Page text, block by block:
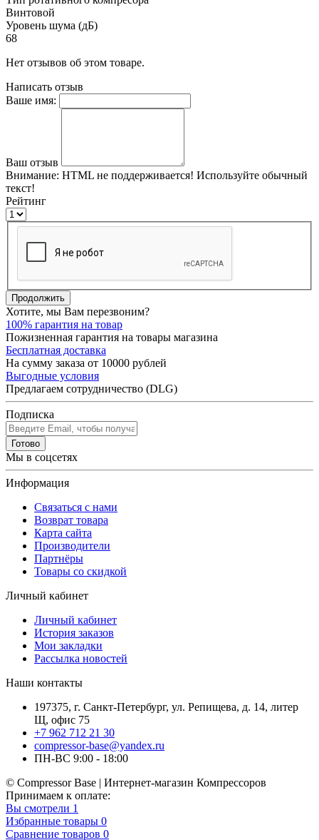
Винтовой
Уровень шума (дБ)
68
Нет отзывов об этом товаре.
Написать отзыв
Ваше имя:
Ваш отзыв
Внимание: HTML не поддерживается! Используйте обычный
текст!
Рейтинг
Продолжить
Хотите, мы Вам перезвоним?
100% гарантия на товар
Пожизненная гарантия на товары магазина
Бесплатная доставка
На сумму заказа от 10000 рублей
Выгодные условия
Предлагаем сотрудничество (DLG)
Подписка
Готово
Мы в соцсетях
Информация
Связаться с нами
Возврат товара
Карта сайта
Производители
Партнёры
Товары со скидкой
Личный кабинет
Личный кабинет
История заказов
Мои закладки
Рассылка новостей
Наши контакты
197375, г. Санкт-Петербург, ул. Репищева, д. 14, литер
Щ, офис 75
+7 962 712 21 30
compressor-base@yandex.ru
ПН-ВС 9:00 - 18:00
© Compressor Base | Интернет-магазин Компрессоров
Принимаем к оплате:
Вы смотрели 1
Избранные товары 0
Сравнение товаров 0